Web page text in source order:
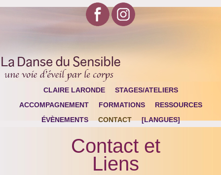
CLAIRE LARONDE
STAGES/ATELIERS
ACCOMPAGNEMENT
FORMATIONS
RESSOURCES
ÉVÈNEMENTS
CONTACT [LANGUES]
Contact et
Liens